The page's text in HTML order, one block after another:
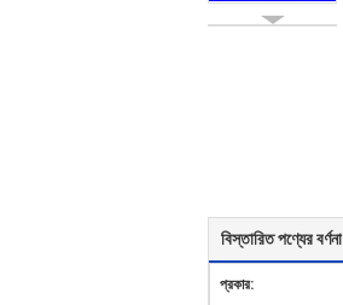
বিস্তারিত পণ্যের বর্ণনা
প্রকার: